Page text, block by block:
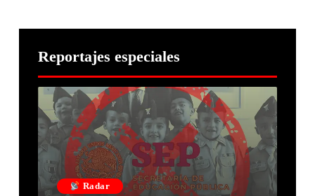
Reportajes especiales
Radar